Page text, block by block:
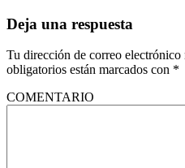
Deja una respuesta
Tu dirección de correo electrónico
obligatorios están marcados con *
COMENTARIO